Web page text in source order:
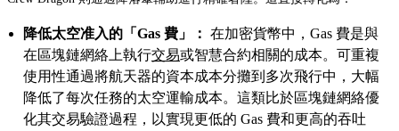
降低太空准入的「Gas 費」： 在加密貨幣中，Gas 費是與
在區塊鏈網絡上執行交易或智慧合約相關的成本。可重複
使用性通過將航天器的資本成本分攤到多次飛行中，大幅
降低了每次任務的太空運輸成本。這類比於區塊鏈網絡優
化其交易驗證過程，以實現更低的 Gas 費和更高的吞吐